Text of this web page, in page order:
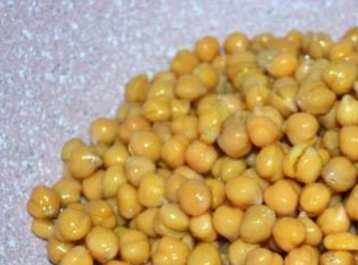
Una volta profumato l'olio, eliminare gli odori e